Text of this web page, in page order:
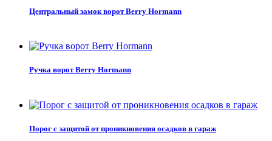
Центральный замок ворот Berry Hormann
Ручка ворот Berry Hormann
Порог с защитой от проникновения осадков в гараж